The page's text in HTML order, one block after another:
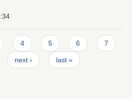
4 5 6 7
next › last »